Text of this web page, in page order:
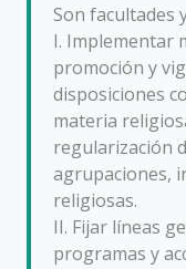
Son facultades
I. Implementar
promoción y
disposiciones
materia
regularización
agrupaciones,
religiosas.
II. Fijar líneas
programas y